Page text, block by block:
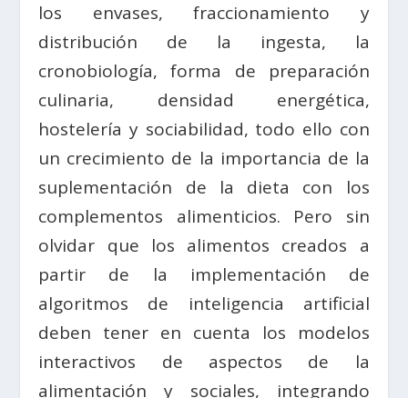
los envases, fraccionamiento y
distribución de la ingesta, la
cronobiología, forma de preparación
culinaria, densidad energética,
hostelería y sociabilidad, todo ello con
un crecimiento de la importancia de la
suplementación de la dieta con los
complementos alimenticios. Pero sin
olvidar que los alimentos creados a
partir de la implementación de
algoritmos de inteligencia artificial
deben tener en cuenta los modelos
interactivos de aspectos de la
alimentación y sociales, integrando